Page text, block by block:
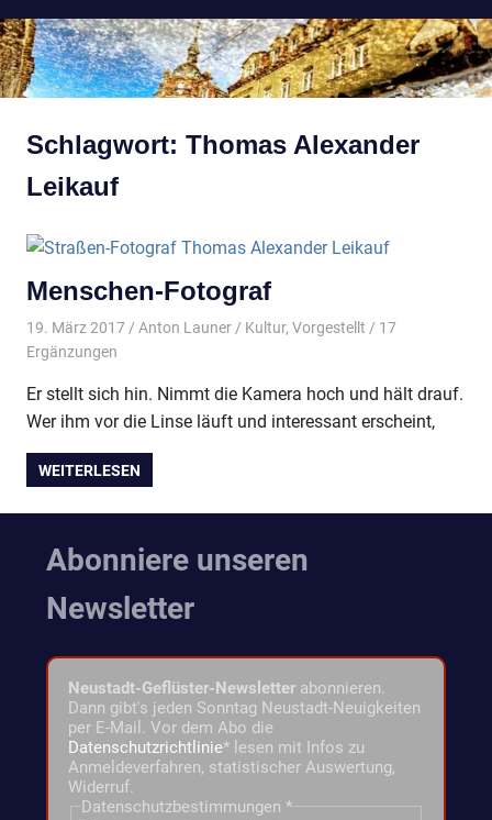
Schlagwort: Thomas Alexander
Leikauf
Menschen-Fotograf
19. März 2017 Anton Launer Kultur, Vorgestellt / 17
Ergänzungen
Er stellt sich hin. Nimmt die Kamera hoch und hält drauf.
Wer ihm vor die Linse läuft und interessant erscheint,
WEITERLESEN
Abonniere unseren
Newsletter
Neustadt-Geflüster-Newsletter abonnieren.
Dann gibt's jeden Sonntag Neustadt-Neuigkeiten
per E-Mail. Vor dem Abo die
Datenschutzrichtlinie* lesen mit Infos zu
Anmeldeverfahren, statistischer Auswertung,
Widerruf.
Datenschutzbestimmungen *